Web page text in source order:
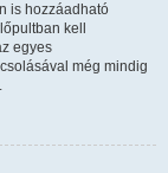
is hozzáadható
kell
egyes
még mindig